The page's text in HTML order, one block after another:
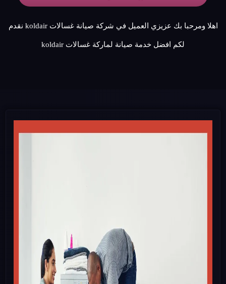
اهلا ومرحبا بك عزيزي العميل في شركة صيانة غسالات koldair نقدم
لكم افضل خدمة صيانة لماركة غسالات koldair